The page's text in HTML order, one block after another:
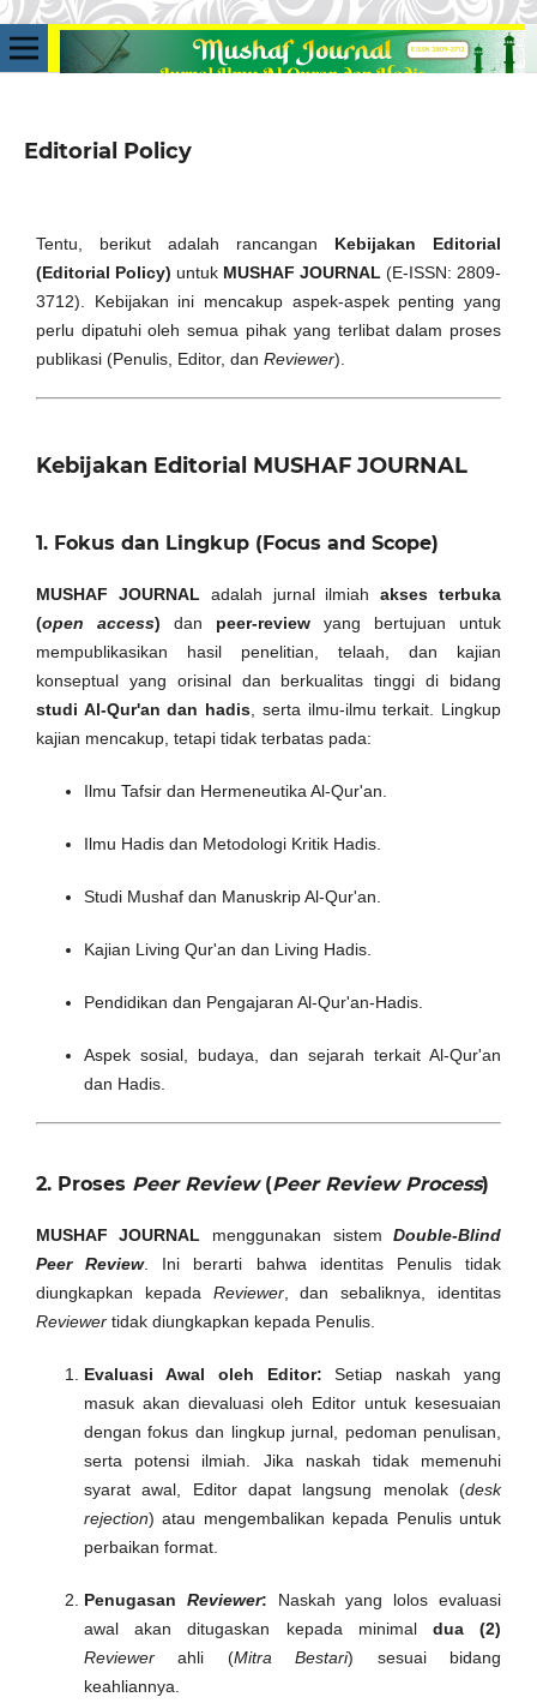
Editorial Policy
Tentu, berikut adalah rancangan Kebijakan Editorial
(Editorial Policy) untuk MUSHAF JOURNAL (E-ISSN: 2809-
3712). Kebijakan ini mencakup aspek-aspek penting yang
perlu dipatuhi oleh semua pihak yang terlibat dalam proses
publikasi (Penulis, Editor, dan Reviewer).
Kebijakan Editorial MUSHAF JOURNAL
1. Fokus dan Lingkup (Focus and Scope)
MUSHAF JOURNAL adalah jurnal ilmiahakses terbuka
(open access) dan peer-review yang bertujuan untuk
mempublikasikan hasil penelitian, telaah, dan kajian
konseptual yang orisinal dan berkualitas tinggi di bidang
studi Al-Qur'an dan hadis , serta ilmu-ilmu terkait. Lingkup
kajian mencakup, tetapi tidak terbatas pada:
Ilmu Tafsir dan Hermeneutika Al-Qur'an.
Ilmu Hadis dan Metodologi Kritik Hadis.
Studi Mushaf dan Manuskrip Al-Qur'an.
Kajian Living Qur'an dan Living Hadis.
Pendidikan dan Pengajaran Al-Qur'an-Hadis.
Aspek sosial, budaya, dan sejarah terkait Al-Qur'an
dan Hadis.
2. Proses Peer Review(Peer Review Process)
MUSHAF JOURNAL menggunakan sistemDouble-Blind
Peer Review. Ini berarti bahwa identitas Penulis tidak
diungkapkan kepada Reviewer, dan sebaliknya, identitas
Reviewertidak diungkapkan kepada Penulis.
Evaluasi Awal oleh Editor: Setiap naskah yang
masuk akan dievaluasi oleh Editor untuk kesesuaian
dengan fokus dan lingkup jurnal, pedoman penulisan,
serta potensi ilmiah. Jika naskah tidak memenuhi
syarat awal, Editor dapat langsung menolak (desk
rejection) atau mengembalikan kepada Penulis untuk
perbaikan format.
Penugasan Reviewer: Naskah yang lolos evaluasi
awal akan ditugaskan kepada minimal dua (2)
Reviewerahli (Mitra Bestari) sesuai bidang
keahliannya.